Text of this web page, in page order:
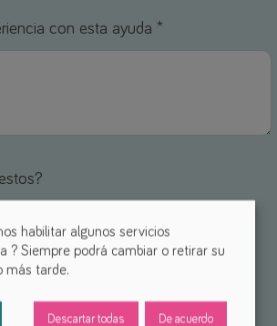
con esta ayuda *
Stars
habilitar algunos servicios
? Siempre podrá cambiar o retirar su
más tarde.
Descartar todas De acuerdo